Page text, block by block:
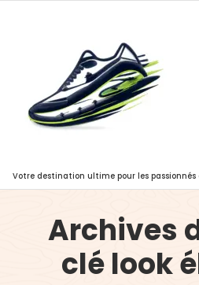
Votre destination ultime pour les passionnés
Archives
clé look